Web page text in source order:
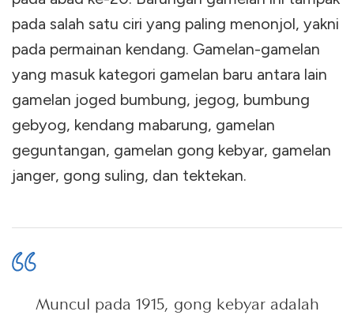
pada salah satu ciri yang paling menonjol, yakni
pada permainan kendang. Gamelan-gamelan
yang masuk kategori gamelan baru antara lain
gamelan joged bumbung, jegog, bumbung
gebyog, kendang mabarung, gamelan
geguntangan, gamelan gong kebyar, gamelan
janger, gong suling, dan tektekan.
Muncul pada 1915, gong kebyar adalah